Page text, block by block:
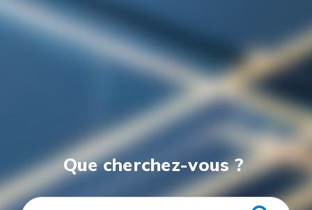
Que cherchez-vous ?